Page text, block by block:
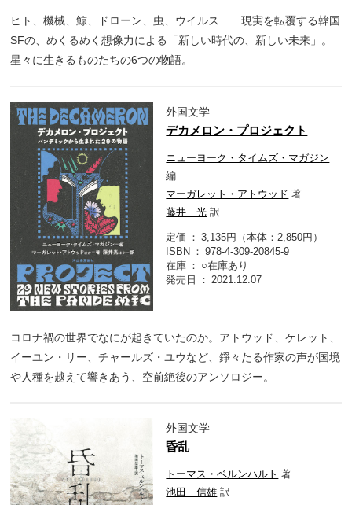
ヒト、機械、鯨、ドローン、虫、ウイルス……現実を転覆する韓国
SFの、めくるめく想像力による「新しい時代の、新しい未来」。
星々に生きるものたちの6つの物語。
外国文学
デカメロン・プロジェクト
ニューヨーク・タイムズ・マガジン
編
マーガレット・アトウッド 著
藤井 光 訳
定価
3,135円（本体：2,850円）
ISBN
978-4-309-20845-9
在庫
○在庫あり
発売日
2021.12.07
コロナ禍の世界でなにが起きていたのか。アトウッド、ケレット、
イーユン・リー、チャールズ・ユウなど、錚々たる作家の声が国境
や人種を越えて響きあう、空前絶後のアンソロジー。
外国文学
昏乱
トーマス・ベルンハルト 著
池田 信雄 訳